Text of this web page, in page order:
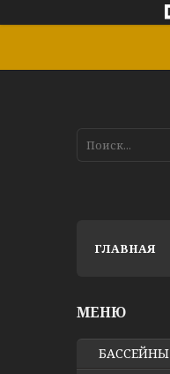
ГЛАВНАЯ
БАССЕЙНЫ